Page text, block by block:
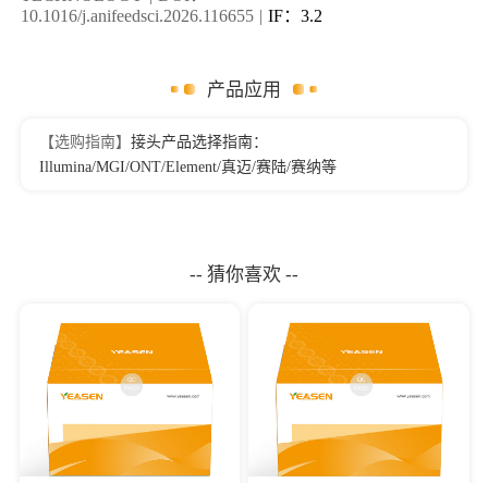
10.1016/j.anifeedsci.2026.116655 | IF：3.2
产品应用
【选购指南】 接头产品选择指南：
Illumina/MGI/ONT/Element/真迈/赛陆/赛纳等
-- 猜你喜欢 --